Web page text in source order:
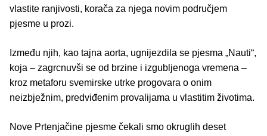
vlastite ranjivosti, korača za njega novim područjem
pjesme u prozi.
Između njih, kao tajna aorta, ugnijezdila se pjesma „Nauti“,
koja – zagrcnuvši se od brzine i izgubljenoga vremena –
kroz metaforu svemirske utrke progovara o onim
neizbježnim, predviđenim provalijama u vlastitim životima.
Nove Prtenjačine pjesme čekali smo okruglih deset